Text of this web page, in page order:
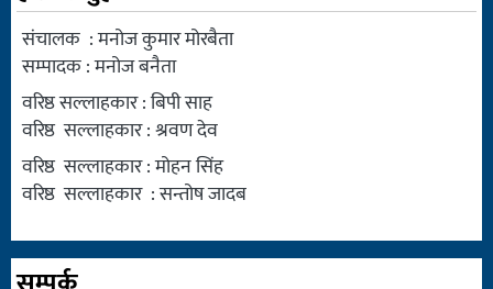
संचालक : मनोज कुमार मोरबैता
सम्पादक : मनोज बनैता
वरिष्ठ सल्लाहकार : बिपी साह
वरिष्ठ सल्लाहकार : श्रवण देव
वरिष्ठ सल्लाहकार : मोहन सिंह
वरिष्ठ सल्लाहकार : सन्तोष जादब